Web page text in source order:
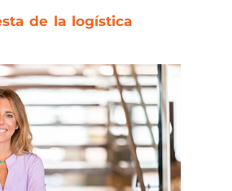
de la logística